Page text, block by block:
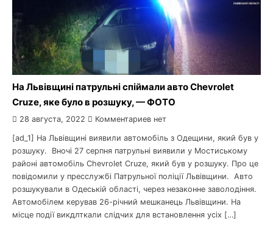
На Львівщині патрульні спіймали авто Chevrolet
Cruze, яке було в розшуку, — ФОТО
28 августа, 2022 Комментариев нет
[ad_1] На Львівщині виявили автомобіль з Одещини, який був у
розшуку. Вночі 27 серпня патрульні виявили у Мостиському
районі автомобіль Chevrolet Cruze, який був у розшуку. Про це
повідомили у пресслужбі Патрульної поліції Львівщини. Авто
розшукували в Одеській області, через незаконне заволодіння.
Автомобілем керував 26-річний мешканець Львівщини. На
місце події викдлткали слідчих для встановлення усіх […]